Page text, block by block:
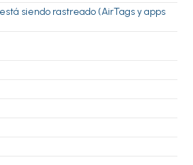
siendo rastreado (AirTags y apps